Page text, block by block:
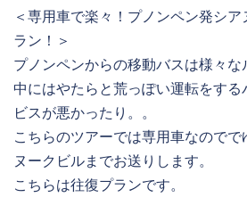
＜専用車で楽々！プノンペン発シ
ラン！＞
プノンペンからの移動バスは様々な
中にはやたらと荒っぽい運転をする
ビスが悪かったり。。
こちらのツアーでは専用車なので
ヌークビルまでお送りします。
こちらは往復プランです。